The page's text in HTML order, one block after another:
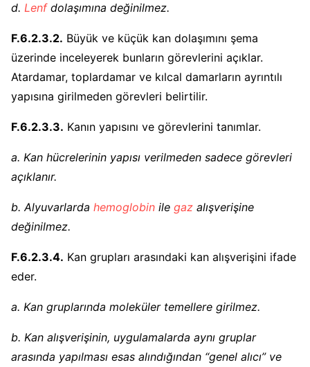
d. Lenfdolaşımına değinilmez.
F.6.2.3.2. Büyük ve küçük kan dolaşımını şema
üzerinde inceleyerek bunların görevlerini açıklar.
Atardamar, toplardamar ve kılcal damarların ayrıntılı
yapısına girilmeden görevleri belirtilir.
F.6.2.3.3. Kanın yapısını ve görevlerini tanımlar.
a. Kan hücrelerinin yapısı verilmeden sadece görevleri
açıklanır.
b. Alyuvarlarda hemoglobin ile gaz alışverişine
değinilmez.
F.6.2.3.4. Kan grupları arasındaki kan alışverişini ifade
eder.
a. Kan gruplarında moleküler temellere girilmez.
b. Kan alışverişinin, uygulamalarda aynı gruplar
arasında yapılması esas alındığından “genel alıcı” ve